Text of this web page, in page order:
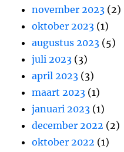
november 2023 (2)
oktober 2023 (1)
augustus 2023 (5)
juli 2023 (3)
april 2023 (3)
maart 2023 (1)
januari 2023 (1)
december 2022 (2)
oktober 2022 (1)